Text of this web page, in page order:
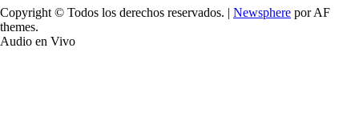
Copyright © Todos los derechos reservados. | Newsphere por AF
themes.
Audio en Vivo